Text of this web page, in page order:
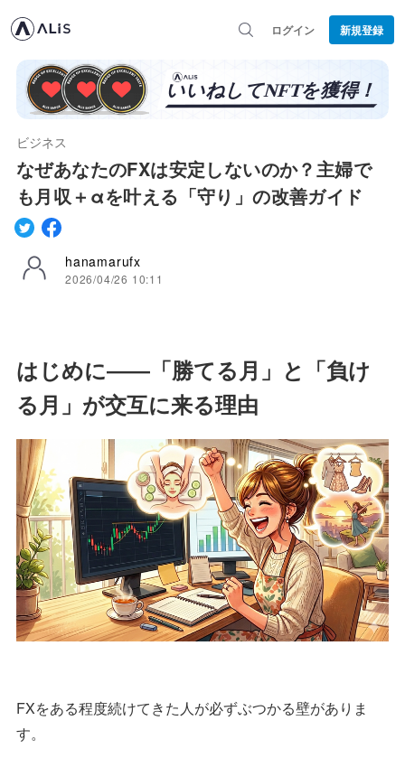
ログイン 新規登録
ビジネス
なぜあなたのFXは安定しないのか？主婦で
も月収＋αを叶える「守り」の改善ガイド
hanamarufx
2026/04/26 10:11
はじめに――「勝てる月」と「負け
る月」が交互に来る理由
FXをある程度続けてきた人が必ずぶつかる壁がありま
す。